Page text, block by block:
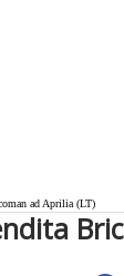
ad Aprilia (LT)